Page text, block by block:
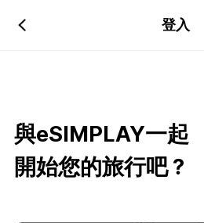
登入
與eSIMPLAY一起
開始您的旅行吧？